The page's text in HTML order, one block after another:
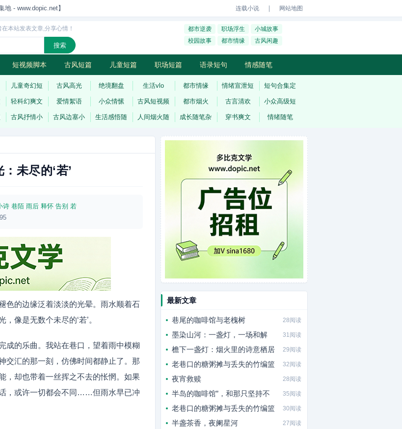
地 - www.dopic.net】 连载小说 ｜ 网站地图
本站发表文章,分享心情！ 都市逆袭 职场浮生
小城故事
校园故事
都市情缘 古风闲趣
短视频脚本 古风短篇 儿童短篇 职场短篇 语录短句 情感随笔
儿童奇幻短 古风高光 绝境翻盘 生活vlo 都市情缘 情绪宣泄短 短句合集定
轻科幻爽文 爱情絮语 小众情愫 古风短视频 都市烟火 古言清欢 小众高级短
古风抒情小 古风边塞小 生活感悟随 人间烟火随 成长随笔杂 穿书爽文 情绪随笔
未尽的‘若’
诗 巷陌 雨后 释怀 告别 若
95
色的边缘泛着淡淡的光晕。雨水顺着石
像是无数个未尽的‘若’。
成的乐曲。我站在巷口，望着雨中模糊
交汇的那一刻，仿佛时间都静止了。那
，却也带着一丝挥之不去的怅惘。如果
，或许一切都会不同……但雨水早已冲
最新文章
巷尾的咖啡馆与老槐树 28阅读
墨染山河：一盏灯，一场和解 31阅读
檐下一盏灯：烟火里的诗意栖居 29阅读
老巷口的糖粥摊与丢失的竹编篮 32阅读
夜宵救赎 28阅读
半岛的咖啡馆”，和那只坚持不 35阅读
老巷口的糖粥摊与丢失的竹编篮 30阅读
半盏茶香，夜阑星河 27阅读